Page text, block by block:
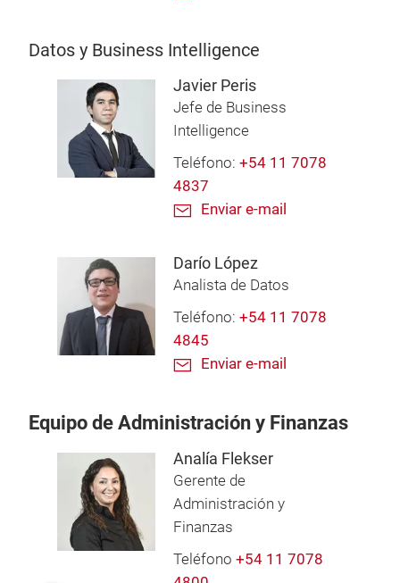
Datos y Business Intelligence
Javier Peris
Jefe de Business
Intelligence
Teléfono: +54 11 7078
4837
Enviar e-mail
Darío López
Analista de Datos
Teléfono: +54 11 7078
4845
Enviar e-mail
Equipo de Administración y Finanzas
Analía Flekser
Gerente de
Administración y
Finanzas
Teléfono +54 11 7078